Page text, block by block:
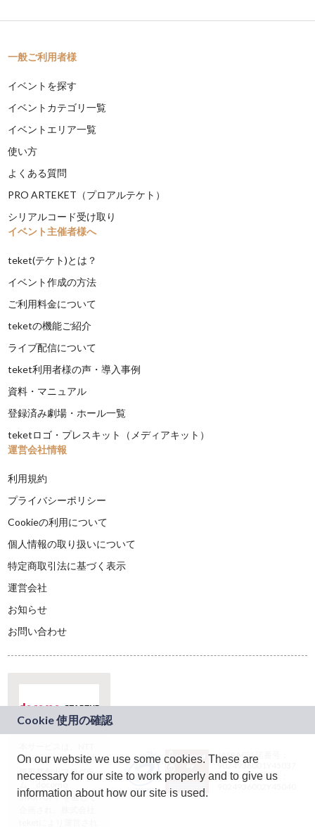
一般ご利用者様
イベントを探す
イベントカテゴリ一覧
イベントエリア一覧
使い方
よくある質問
PRO ARTEKET（プロアルテケト）
シリアルコード受け取り
イベント主催者様へ
teket(テケト)とは？
イベント作成の方法
ご利用料金について
teketの機能ご紹介
ライブ配信について
teket利用者様の声・導入事例
資料・マニュアル
登録済み劇場・ホール一覧
teketロゴ・プレスキット（メディアキット）
運営会社情報
利用規約
プライバシーポリシー
Cookieの利用について
個人情報の取り扱いについて
特定商取引法に基づく表示
運営会社
お知らせ
お問い合わせ
ドコモグループの新
規事業創出プログラ
ム「docomo
STARTUP」を通じて
JASRAC許諾番号：
9024936001Y45037
JASRAC許諾番号：
On our website we use some cookies. These are
necessary for our site to work properly and to give us
information about how our site is used.